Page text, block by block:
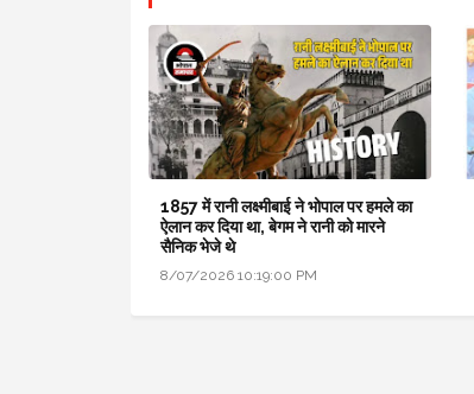
1857 में रानी लक्ष्मीबाई ने भोपाल पर हमले का
ऐलान कर दिया था, बेगम ने रानी को मारने
सैनिक भेजे थे
8/07/2026 10:19:00 PM